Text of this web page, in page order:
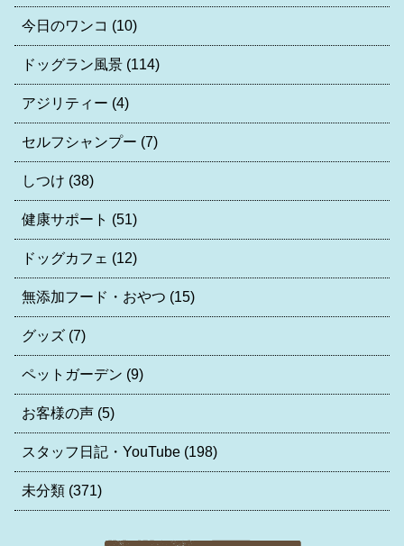
今日のワンコ (10)
ドッグラン風景 (114)
アジリティー (4)
セルフシャンプー (7)
しつけ (38)
健康サポート (51)
ドッグカフェ (12)
無添加フード・おやつ (15)
グッズ (7)
ペットガーデン (9)
お客様の声 (5)
スタッフ日記・YouTube (198)
未分類 (371)